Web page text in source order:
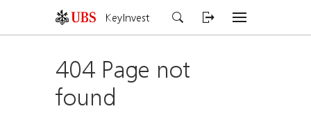
KeyInvest
404 Page not
found